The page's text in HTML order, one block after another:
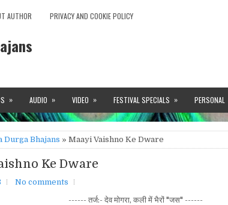
AUTHOR PRIVACY AND COOKIE POLICY
» AUDIO » VIDEO » FESTIVAL SPECIALS » PERSONAL
Durga Bhajans » Maayi Vaishno Ke Dware
Ke Dware
No comments
------ तर्ज:- देव मोगरा, कली में भैरों "जस" ------